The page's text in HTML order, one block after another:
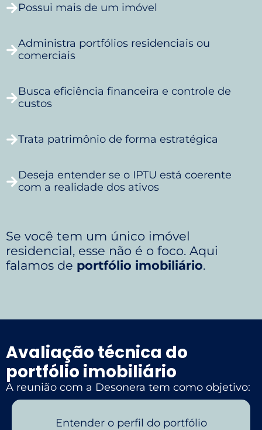
Possui mais de um imóvel
Administra portfólios residenciais ou
comerciais
Busca eficiência financeira e controle de
custos
Trata patrimônio de forma estratégica
Deseja entender se o IPTU está coerente
com a realidade dos ativos
Se você tem um único imóvel
residencial, esse não é o foco. Aqui
falamos de portfólio imobiliário.
Avaliação técnica do
portfólio imobiliário
A reunião com a Desonera tem como objetivo:
Entender o perfil do portfólio